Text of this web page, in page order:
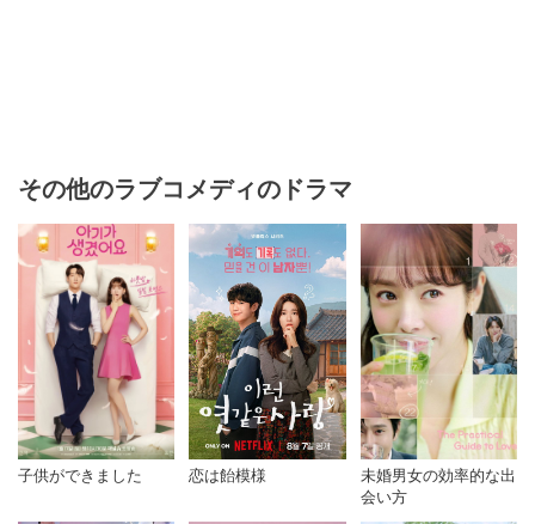
その他のラブコメディのドラマ
子供ができました 恋は飴模様
未婚男女の効率的な出
会い方